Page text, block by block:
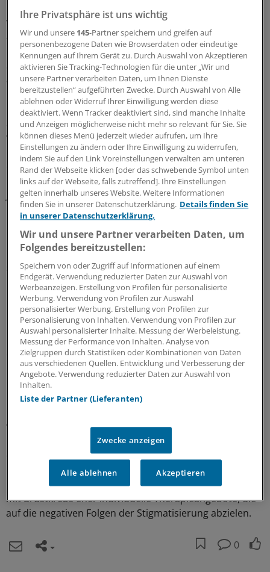
Männer mit Prostatakarzinom empfanden sich am
wenigsten sozial beeinträchtigt. Sie fühlten sich vor
allem bei "soziale Zurückweisung", "Isolation",
"finanzielle Unsicherheit" und "internalisiertes
Schamgefühl" weniger beeinträchtigt als Patienten mit
anderen Krebsformen.
Insgesamt konnten die Leipziger Forscher bei der
Stigmatisierung einen geschlechtsbezogenen Effekt
weitgehend ausschließen. Lediglich beim Aspekt
"finanzielle Unsicherheit" gaben Männer im Schnitt
einen höheren Leidensdruck an.
Jegliche Form von Stigmatisierung wirkte sich dabei
negativ auf die Lebensqualität aus. Dies war bei Frauen
mit Brustkrebs besonders ausgeprägt. Sie gaben
Einbußen in allen fünf ermittelten Bereichen der
Lebensqualität an. Bei Darmkrebs-Patienten ergaben
sich signifikante Effekte nur in den Bereichen soziale,
rollenspezifische emotionale Funktionsfähigkeit.
Prostatakarzinompatienten fühlten sich in den
Bereichen physische, rollenspezifische und soziale
Funktionsfähigkeit beeinträchtigt,
Lungenkarzinompatienten ausschließlich in der
emotionalen Funktionsfähigkeit.
Fazit: Stigmatisierung beeinträchtigt die Lebensqualität
Krebskranker beträchtlich, und zwar in vielen Bereichen,
wahrscheinlich dauerhafte psychologische und
psychosoziale Probleme vermeiden. Das erfordere auf
die Tumorentität ausgerichtete Maßnahmen. Bei
Patienten mit Lungenkrebs empfehlen die Forscher, zum
Beispiel Kampagnen gegen Stigmatisierung, bei Frauen
mit Brustkrebs eher individuelle Therapieangebote, die
auf die negativen Folgen der Stigmatisierung abzielen.
0
Ihre Privatsphäre ist uns wichtig
Wir und unsere 145-Partner speichern und greifen auf
personenbezogene Daten wie Browserdaten oder eindeutige
Kennungen auf Ihrem Gerät zu. Durch Auswahl von Akzeptieren
aktivieren Sie Tracking-Technologien für die unter „Wir und
unsere Partner verarbeiten Daten, um Ihnen Dienste
bereitzustellen“ aufgeführten Zwecke. Durch Auswahl von Alle
ablehnen oder Widerruf Ihrer Einwilligung werden diese
deaktiviert. Wenn Tracker deaktiviert sind, sind manche Inhalte
und Anzeigen möglicherweise nicht mehr so relevant für Sie. Sie
können dieses Menü jederzeit wieder aufrufen, um Ihre
Einstellungen zu ändern oder Ihre Einwilligung zu widerrufen,
indem Sie auf den Link Voreinstellungen verwalten am unteren
Rand der Webseite klicken [oder das schwebende Symbol unten
links auf der Webseite, falls zutreffend]. Ihre Einstellungen
gelten innerhalb unseres Website. Weitere Informationen
finden Sie in unserer Datenschutzerklärung. Details finden Sie
in unserer Datenschutzerklärung.
Wir und unsere Partner verarbeiten Daten, um
Folgendes bereitzustellen:
Speichern von oder Zugriff auf Informationen auf einem
Endgerät. Verwendung reduzierter Daten zur Auswahl von
Werbeanzeigen. Erstellung von Profilen für personalisierte
Werbung. Verwendung von Profilen zur Auswahl
personalisierter Werbung. Erstellung von Profilen zur
Personalisierung von Inhalten. Verwendung von Profilen zur
Auswahl personalisierter Inhalte. Messung der Werbeleistung.
Messung der Performance von Inhalten. Analyse von
Zielgruppen durch Statistiken oder Kombinationen von Daten
aus verschiedenen Quellen. Entwicklung und Verbesserung der
Angebote. Verwendung reduzierter Daten zur Auswahl von
Inhalten.
Liste der Partner (Lieferanten)
Zwecke anzeigen
Alle ablehnen Akzeptieren